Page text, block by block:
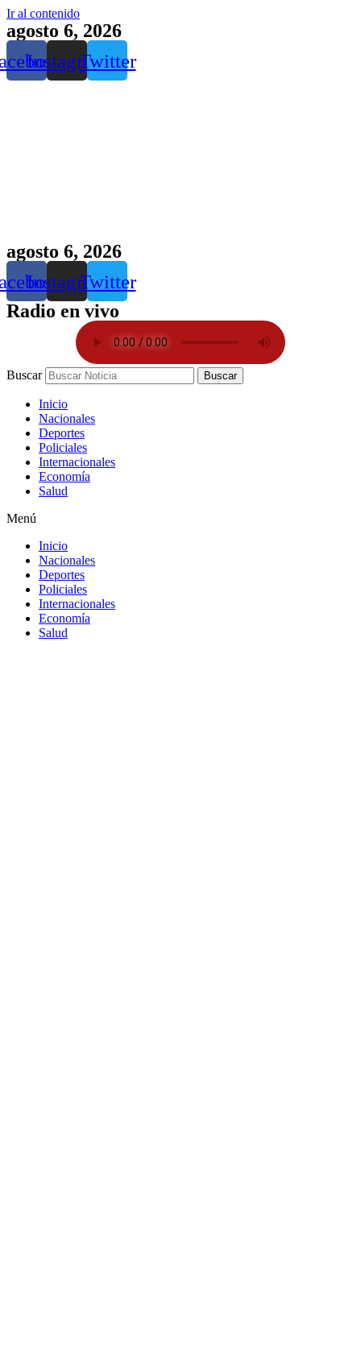
Ir al contenido
agosto 6, 2026
InstagramTwitter
agosto 6, 2026
InstagramTwitter
Radio en vivo
Buscar Buscar
Inicio
Nacionales
Deportes
Policiales
Internacionales
Economía
Salud
Menú
Inicio
Nacionales
Deportes
Policiales
Internacionales
Economía
Salud